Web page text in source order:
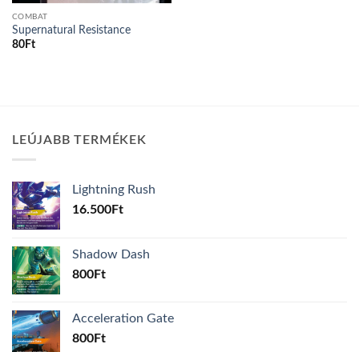
COMBAT
Supernatural Resistance
80Ft
LEÚJABB TERMÉKEK
Lightning Rush
16.500Ft
Shadow Dash
800Ft
Acceleration Gate
800Ft